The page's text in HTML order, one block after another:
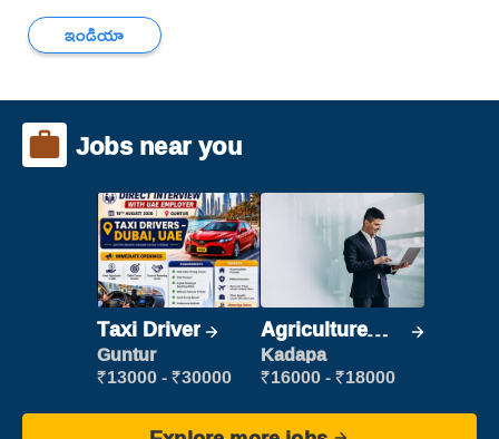
ఇండియా
Jobs near you
Taxi Driver
Guntur
₹13000 - ₹30000
Agriculture
Labour
Kadapa
₹16000 - ₹18000